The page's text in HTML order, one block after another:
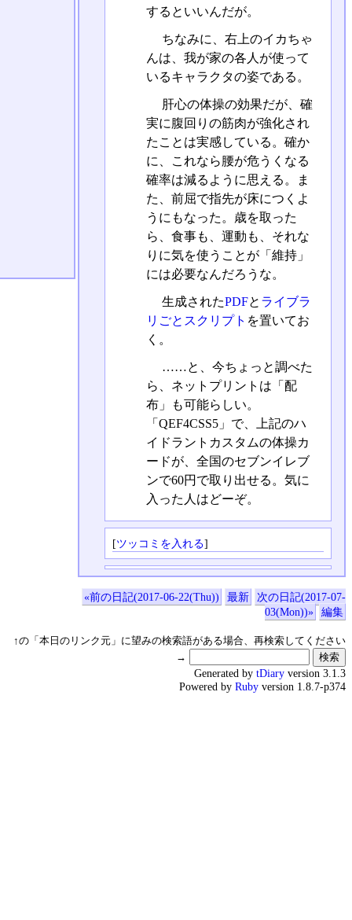
するといいんだが。
ちなみに、右上のイカちゃ
んは、我が家の各人が使って
いるキャラクタの姿である。
肝心の体操の効果だが、確
実に腹回りの筋肉が強化され
たことは実感している。確か
に、これなら腰が危うくなる
確率は減るように思える。ま
た、前屈で指先が床につくよ
うにもなった。歳を取った
ら、食事も、運動も、それな
りに気を使うことが「維持」
には必要なんだろうな。
生成されたPDFと ライブラ
リごとスクリプト を置いてお
く。
……と、今ちょっと調べた
ら、ネットプリントは「配
布」も可能らしい。
「QEF4CSS5」で、上記のハ
イドラントカスタムの体操カ
ードが、全国のセブンイレブ
ンで60円で取り出せる。気に
入った人はどーぞ。
[ツッコミを入れる]
«前の日記(2017-06-22(Thu)) 最新
次の日記(2017-07-
03(Mon))»
編集
↑の「本日のリンク元」に望みの検索語がある場合、再検索してください
→
Generated by tDiary version 3.1.3
Powered by Ruby version 1.8.7-p374